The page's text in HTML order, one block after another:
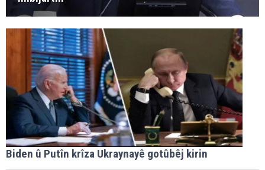
Biden û Putîn krîza Ukraynayê gotûbêj kirin